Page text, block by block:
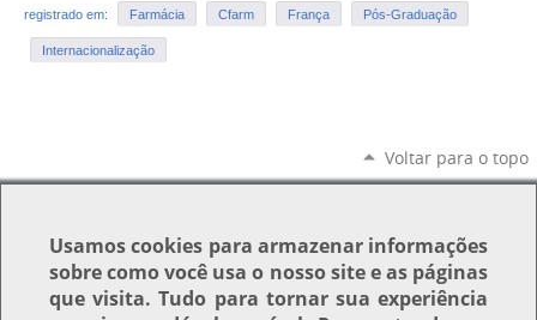
registrado em: Farmácia Cfarm França Pós-Graduação
Internacionalização
Voltar para o topo
Usamoscookies para armazenar informações
sobre como você usa o nosso site e as páginas
que visita. Tudo para tornar sua experiência